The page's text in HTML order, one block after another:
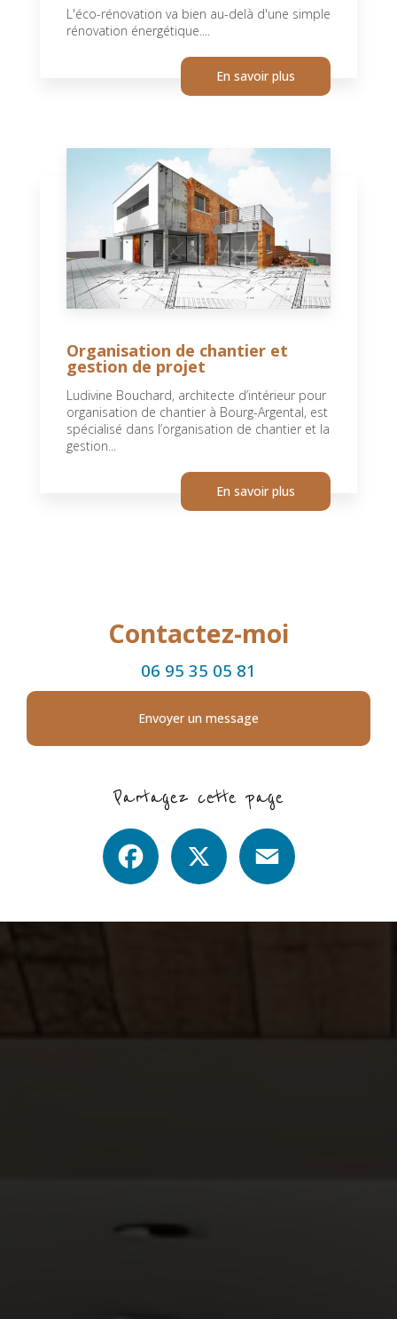
L'éco-rénovation va bien au-delà d'une simple
rénovation énergétique....
En savoir plus
Organisation de chantier et
gestion de projet
Ludivine Bouchard, architecte d’intérieur pour
organisation de chantier à Bourg-Argental, est
spécialisé dans l’organisation de chantier et la
gestion...
En savoir plus
Contactez-moi
06 95 35 05 81
Envoyer un message
Partagez cette page
Facebook